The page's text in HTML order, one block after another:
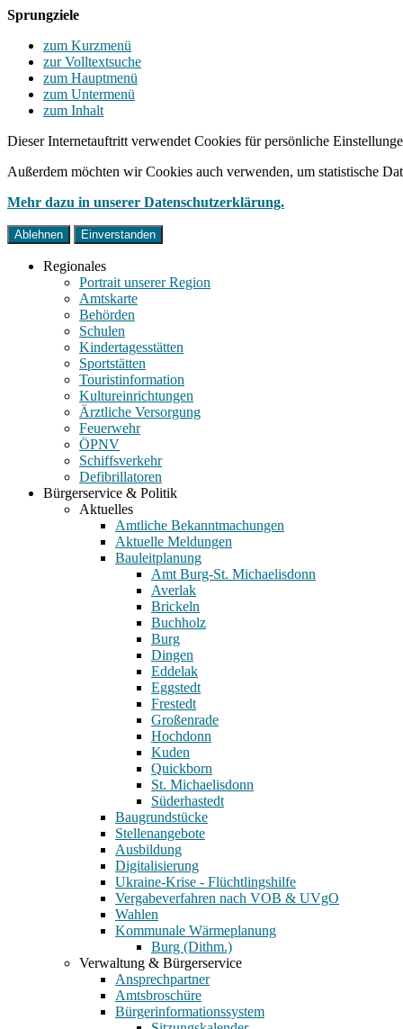
Sprungziele
zum Kurzmenü
zur Volltextsuche
zum Hauptmenü
zum Untermenü
zum Inhalt
Dieser Internetauftritt verwendet Cookies für persönliche
Außerdem möchten wir Cookies auch verwenden, um statistische
Mehr dazu in unserer Datenschutzerklärung.
Ablehnen Einverstanden
Regionales
Portrait unserer Region
Amtskarte
Behörden
Schulen
Kindertagesstätten
Sportstätten
Touristinformation
Kultureinrichtungen
Ärztliche Versorgung
Feuerwehr
ÖPNV
Schiffsverkehr
Defibrillatoren
Bürgerservice & Politik
Aktuelles
Amtliche Bekanntmachungen
Aktuelle Meldungen
Bauleitplanung
Amt Burg-St. Michaelisdonn
Averlak
Brickeln
Buchholz
Burg
Dingen
Eddelak
Eggstedt
Frestedt
Großenrade
Hochdonn
Kuden
Quickborn
St. Michaelisdonn
Süderhastedt
Baugrundstücke
Stellenangebote
Ausbildung
Digitalisierung
Ukraine-Krise - Flüchtlingshilfe
Vergabeverfahren nach VOB & UVgO
Wahlen
Kommunale Wärmeplanung
Burg (Dithm.)
Verwaltung & Bürgerservice
Ansprechpartner
Amtsbroschüre
Bürgerinformationssystem